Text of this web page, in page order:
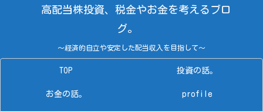
高配当株投資、税金やお金を考えるブロ
グ。
～経済的自立や安定した配当収入を目指して～
TOP 投資の話。
お金の話。 profile